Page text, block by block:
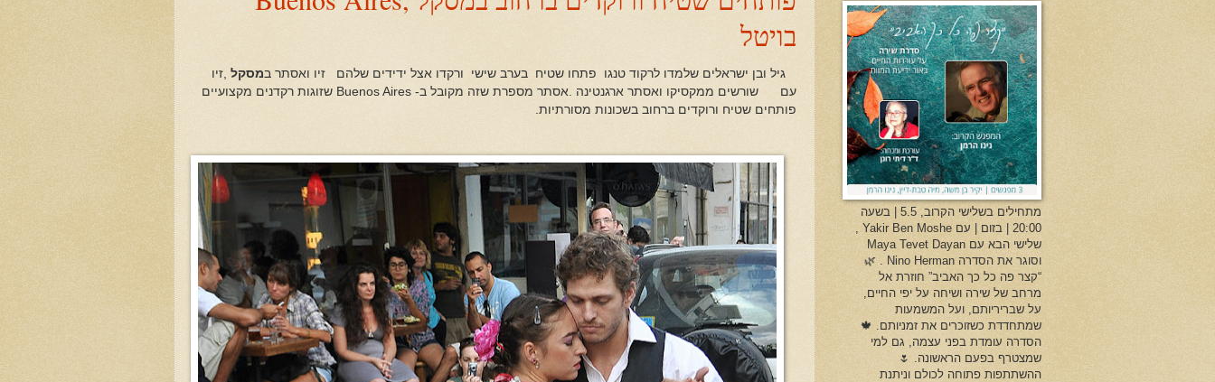
בויטל
גיל ובן ישראלים שלמדו לרקוד טנגו פתחו שטיח בערב שישי ורקדו אצל ידידים שלהם זיו ואסתר במסקל ,זיו
עם שורשים ממקסיקו ואסתר ארגנטינה .אסתר מספרת שזה מקובל ב- Buenos Aires שזוגות רקדנים מקצועיים
פותחים שטיח ורוקדים ברחוב בשכונות מסורתיות.
מתחילים בשלישי הקרוב, 5.5 | בשעה
20:00 | בזום | עם Yakir Ben Moshe ,
שלישי הבא עם Maya Tevet Dayan
וסוגר את הסדרה Nino Herman . 🌿
“קצר פה כל כך האביב” חוזרת אל
מרחב של שירה ושיחה על יפי החיים,
על שבריריותם, ועל המשמעות
שמתחדדת כשזוכרים את זמניותם. 🍁
הסדרה עומדת בפני עצמה, גם למי
שמצטרף בפעם הראשונה. 🌷
ההשתתפות פתוחה לכולם וניתנת